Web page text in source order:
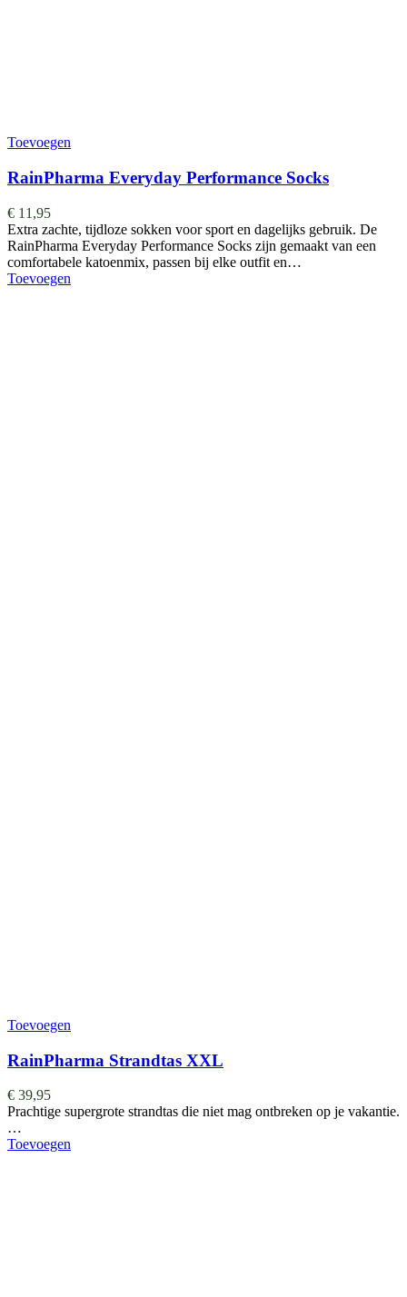
Toevoegen
RainPharma Everyday Performance Socks
€ 11,95
Extra zachte, tijdloze sokken voor sport en dagelijks gebruik. De
RainPharma Everyday Performance Socks zijn gemaakt van een
comfortabele katoenmix, passen bij elke outfit en…
Toevoegen
Toevoegen
RainPharma Strandtas XXL
€ 39,95
Prachtige supergrote strandtas die niet mag ontbreken op je vakantie.
…
Toevoegen